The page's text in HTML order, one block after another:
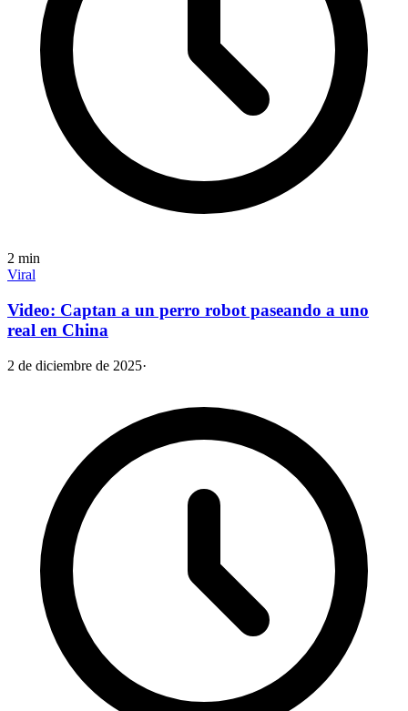
2 min
Viral
Video: Captan a un perro robot paseando a uno
real en China
2 de diciembre de 2025·